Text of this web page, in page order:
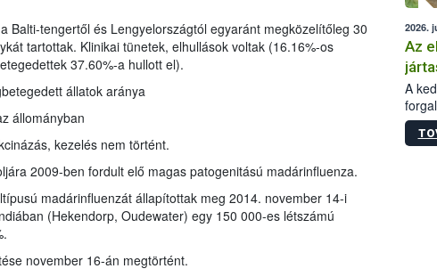
Balti-tengertől és Lengyelországtól egyaránt megközelítőleg 30
tartottak. Klinikai tünetek, elhullások voltak (16.16%-os
37.60%-a hullott el).
állatok aránya
állományban
kezelés nem történt.
2009-ben fordult elő magas patogenitású madárinfluenza.
madárinfluenzát állapítottak meg 2014. november 14-i
(Hekendorp, Oudewater) egy 150 000-es létszámú
november 16-án megtörtént.
2026.
Az
A